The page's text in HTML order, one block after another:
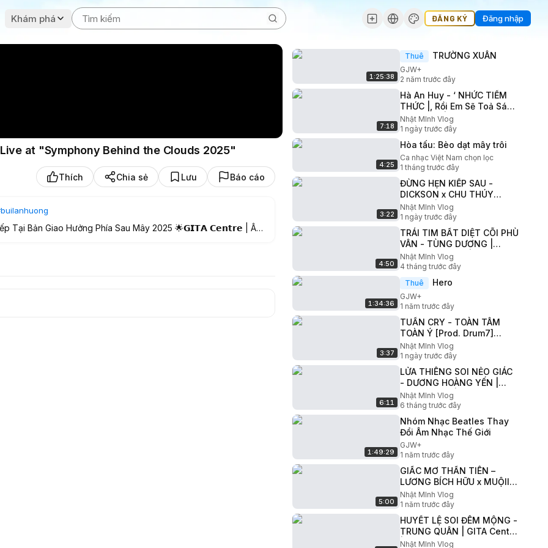
Khám phá ĐĂNG KÝ Đăng nhập
Live at "Symphony Behind the Clouds 2025"
Thích Chia sẻ Lưu Báo cáo
Tại Bản Giao Hưởng Phía Sau Mây 2025 🌟𝗚𝗜𝗧𝗔 𝗖𝗲𝗻𝘁𝗿𝗲 | Âm
âm: 𝗞𝗘𝗢 𝗦𝘁𝘂𝗱𝗶𝗼 • Sản xuất âm nhạc: 𝗚𝗜𝗧𝗔 𝗖𝗲𝗻𝘁𝗿𝗲 QUẢN LÝ
đốc âm nhạc: 𝗦𝗮𝘁𝗶𝗹𝗮 𝗛𝗼𝗻𝗴 𝗩𝗶𝗻𝗵 • Cố vấn chung: 𝗧𝗿𝗶
– 𝗞𝗵𝘂𝗲 𝗧𝗿𝘂𝗼𝗻𝗴 • Khái niệm nghệ thuật thị giác chiến lược
1:25:38
Thuê TRƯỜNG XUÂN
GJW+
2 năm trước đây
7:18
Hà An Huy - ‘ NHỨC TIỀM
THỨC |, Rồi Em Sẽ Toả Sáng
(City Ver.) | Live at ZLAB
WordUp!
Nhật MInh Vlog
1 ngày trước đây
4:25
Hòa tấu: Bèo dạt mây trôi
Ca nhạc Việt Nam chọn lọc
1 tháng trước đây
3:22
ĐỪNG HẸN KIẾP SAU -
DICKSON x CHU THÚY
QUỲNH | M/V
Nhật MInh Vlog
1 ngày trước đây
4:50
TRÁI TIM BẤT DIỆT CÕI PHÙ
VÂN - TÙNG DƯƠNG |
Trung tâm GITA | Trực tiếp
tại "Bản giao hưởng sau
mây 2025"
Nhật MInh Vlog
4 tháng trước đây
1:34:36
Thuê Hero
GJW+
1 năm trước đây
3:37
TUẤN CRY - TOÀN TÂM
TOÀN Ý [Prod. Drum7]
Visualizer
Nhật MInh Vlog
1 ngày trước đây
6:11
LỬA THIÊNG SOI NẺO GIÁC
- DƯƠNG HOÀNG YẾN |
GITA Centre | Live at
"Symphony Behind the
Clouds 2025"
Nhật MInh Vlog
6 tháng trước đây
1:49:29
Nhóm Nhạc Beatles Thay
Đổi Âm Nhạc Thế Giới
GJW+
1 năm trước đây
5:00
GIẤC MƠ THẦN TIÊN –
LƯƠNG BÍCH HỮU x MUỘII |
OST phim KÍNH VẠN HOA
Nhật MInh Vlog
1 năm trước đây
HUYẾT LỆ SOI ĐÊM MỘNG -
TRUNG QUÂN | GITA Centre
| Live at "Symphony Behind
Nhật MInh Vlog